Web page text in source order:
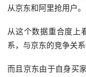
从京东和阿里抢用户。
从这个数据重合度上
系，与京东的竞争关系
而且京东由于自身买